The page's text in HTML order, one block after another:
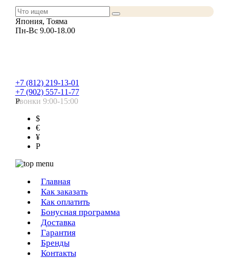
Япония, Тояма
Пн-Вс 9.00-18.00
+7 (812) 219-13-01
+7 (902) 557-11-77
Звонки 9:00-15:00
Р
$
€
¥
Р
Главная
Как заказать
Как оплатить
Бонусная программа
Доставка
Гарантия
Бренды
Контакты